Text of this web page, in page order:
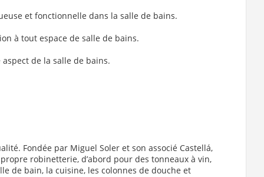
et fonctionnelle dans la salle de bains.
à tout espace de salle de bains.
de la salle de bains.
Fondée par Miguel Soler et son associé Castellá,
robinetterie, d’abord pour des tonneaux à vin,
de bain, la cuisine, les colonnes de douche et